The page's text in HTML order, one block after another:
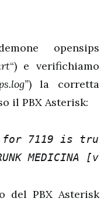
opensips
“) e verifichiamo
) la corretta
il PBX Asterisk:
7119 is
del PBX Asterisk